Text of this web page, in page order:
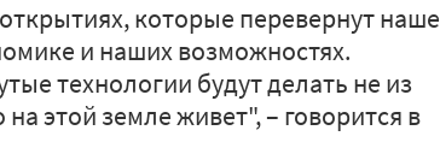
которые перевернут наше
и наших возможностях.
технологии будут делать не из
этой земле живет", – говорится в